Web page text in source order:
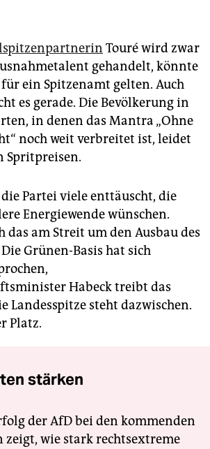
Touré wird zwar
gehandelt, könnte
ein Spitzenamt gelten. Auch
es gerade. Die Bevölkerung in
in denen das Mantra „Ohne
noch weit verbreitet ist, leidet
Spritpreisen.
Partei viele enttäuscht, die
Energiewende wünschen.
das am Streit um den Ausbau des
Grünen-Basis hat sich
Habeck treibt das
Landesspitze steht dazwischen.
Platz.
stärken
der AfD bei den kommenden
zeigt, wie stark rechtsextreme